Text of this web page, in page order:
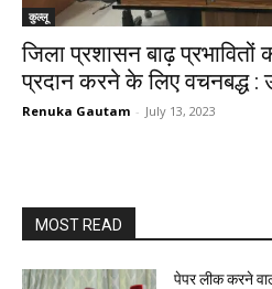
कुल्लू
जिला प्रशासन बाढ़ प्रभावितों
प्रदान करने के लिए वचनबद्ध :
Renuka Gautam - July 13, 2023
MOST READ
पेपर लीक करने